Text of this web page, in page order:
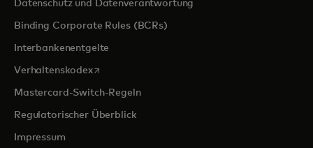
Datenschutz und Datenverantwortung
Binding Corporate Rules (BCRs)
Interbankenentgelte
Verhaltenskodexwird in einer neuen Registerkarte geöffnet
Mastercard-Switch-Regeln
Regulatorischer Überblick
Impressum